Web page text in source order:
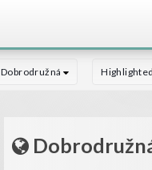
Dobrodružná